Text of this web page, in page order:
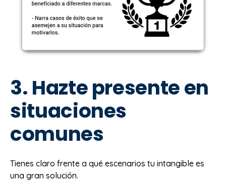
3. Hazte presente en
situaciones
comunes
Tienes claro frente a qué escenarios tu intangible es
una gran solución.